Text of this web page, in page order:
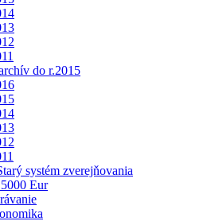
do r.2015
systém zverejňovania
Eur